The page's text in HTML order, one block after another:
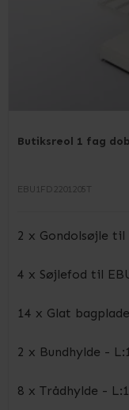
Butiksreol 1 fag
EBU1FD2201205T
2 x Gondolsøjle
4 x Søjlefod til
14 x Glat
2 x Bundhylde -
8 x Trådhylde -